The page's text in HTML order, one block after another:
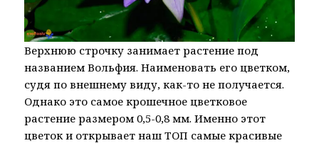
Верхнюю строчку занимает растение под
названием Вольфия. Наименовать его цветком,
судя по внешнему виду, как-то не получается.
Однако это самое крошечное цветковое
растение размером 0,5-0,8 мм. Именно этот
цветок и открывает наш ТОП самые красивые